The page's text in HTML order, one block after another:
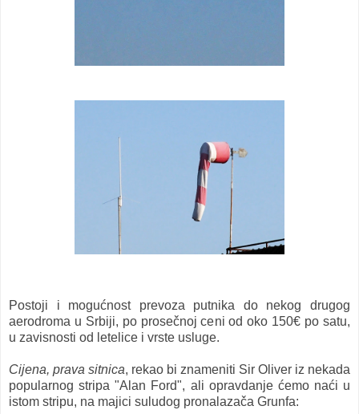
Postoji i mogućnost prevoza putnika do nekog drugog
aerodroma u Srbiji, po prosečnoj ceni od oko 150€ po satu,
u zavisnosti od letelice i vrste usluge.
Cijena, prava sitnica, rekao bi znameniti Sir Oliver iz nekada
popularnog stripa"Alan Ford", ali opravdanje ćemo naći u
istom stripu, na majici suludog pronalazača Grunfa: